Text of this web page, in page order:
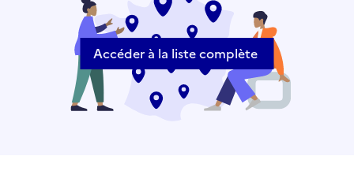
Accéder à la liste complète